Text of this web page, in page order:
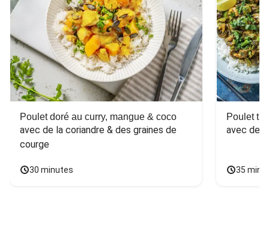
Poulet doré au curry, mangue & coco
avec de la coriandre & des graines de
courge
30 minutes
Poulet
avec des
35